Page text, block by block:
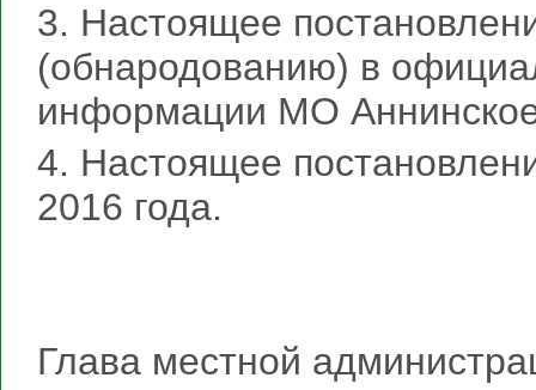
3. Настоящее
(обнародованию) в
информации МО
4. Настоящее
2016 года.
Глава местной